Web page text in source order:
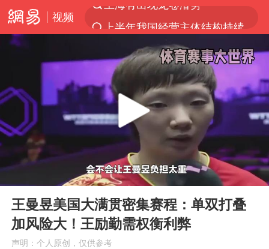
视频
上海：5号线16号线浦江线全线停运
白海豚预计将在浙江苍南到三门一带登陆
今日15时起福州地铁高架区段停运
国足U17与阿森纳决赛取消 并列冠军
王艺迪2-4不敌张本美和止步4强
上门女婿出轨女邻居多年被判重婚罪
2025年小学教师减少13.19万
王艺迪无缘横滨赛决赛
Play
01:17
王曼昱美国大满贯密集赛程：单双打叠
加风险大！王励勤需权衡利弊
声明：个人原创，仅供参考